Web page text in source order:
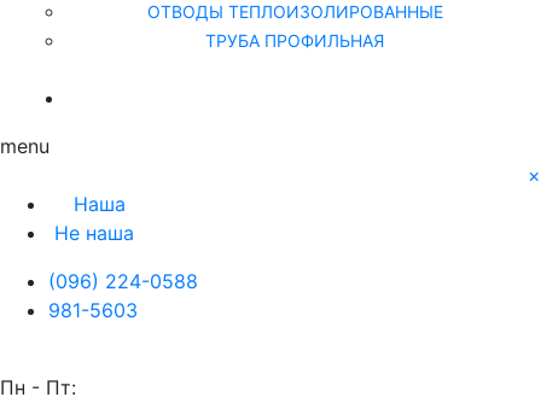
ОТВОДЫ ТЕПЛОИЗОЛИРОВАННЫЕ
ТРУБА ПРОФИЛЬНАЯ
menu
×
Наша
Не наша
(096) 224-0588
981-5603
Пн - Пт: